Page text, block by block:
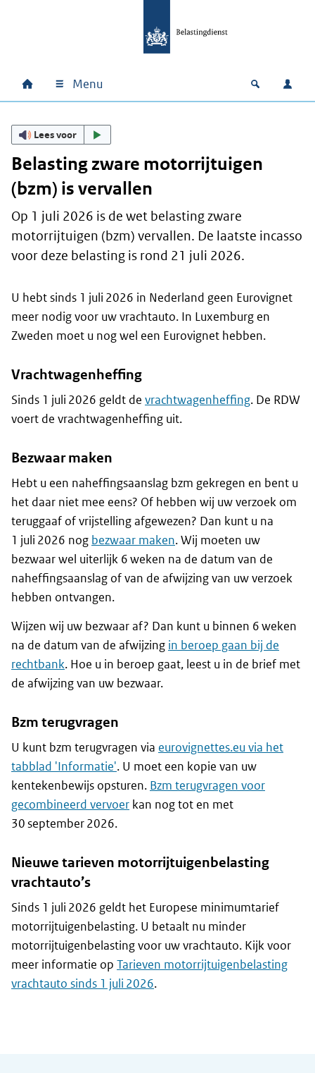
Hoofdnavigatie
Home Menu Open
Lees voor
Belasting zware motorrijtuigen
(bzm) is vervallen
Op 1 juli 2026 is de wet belasting zware
motorrijtuigen (bzm) vervallen. De laatste incasso
voor deze belasting is rond 21 juli 2026.
U hebt sinds 1 juli 2026 in Nederland geen Eurovignet
meer nodig voor uw vrachtauto. In Luxemburg en
Zweden moet u nog wel een Eurovignet hebben.
Vrachtwagenheffing
Sinds 1 juli 2026 geldt de vrachtwagenheffing. De RDW
voert de vrachtwagenheffing uit.
Bezwaar maken
Hebt u een naheffingsaanslag bzm gekregen en bent u
het daar niet mee eens? Of hebben wij uw verzoek om
teruggaaf of vrijstelling afgewezen? Dan kunt u na
1 juli 2026 nog bezwaar maken. Wij moeten uw
bezwaar wel uiterlijk 6 weken na de datum van de
naheffingsaanslag of van de afwijzing van uw verzoek
hebben ontvangen.
Wijzen wij uw bezwaar af? Dan kunt u binnen 6 weken
na de datum van de afwijzing in beroep gaan bij de
rechtbank. Hoe u in beroep gaat, leest u in de brief met
de afwijzing van uw bezwaar.
Bzm terugvragen
U kunt bzm terugvragen via eurovignettes.eu via het
tabblad 'Informatie'. U moet een kopie van uw
kentekenbewijs opsturen. Bzm terugvragen voor
gecombineerd vervoer kan nog tot en met
30 september 2026.
Nieuwe tarieven motorrijtuigenbelasting
vrachtauto’s
Sinds 1 juli 2026 geldt het Europese minimumtarief
motorrijtuigenbelasting. U betaalt nu minder
motorrijtuigenbelasting voor uw vrachtauto. Kijk voor
meer informatie op Tarieven motorrijtuigenbelasting
vrachtauto sinds 1 juli 2026.